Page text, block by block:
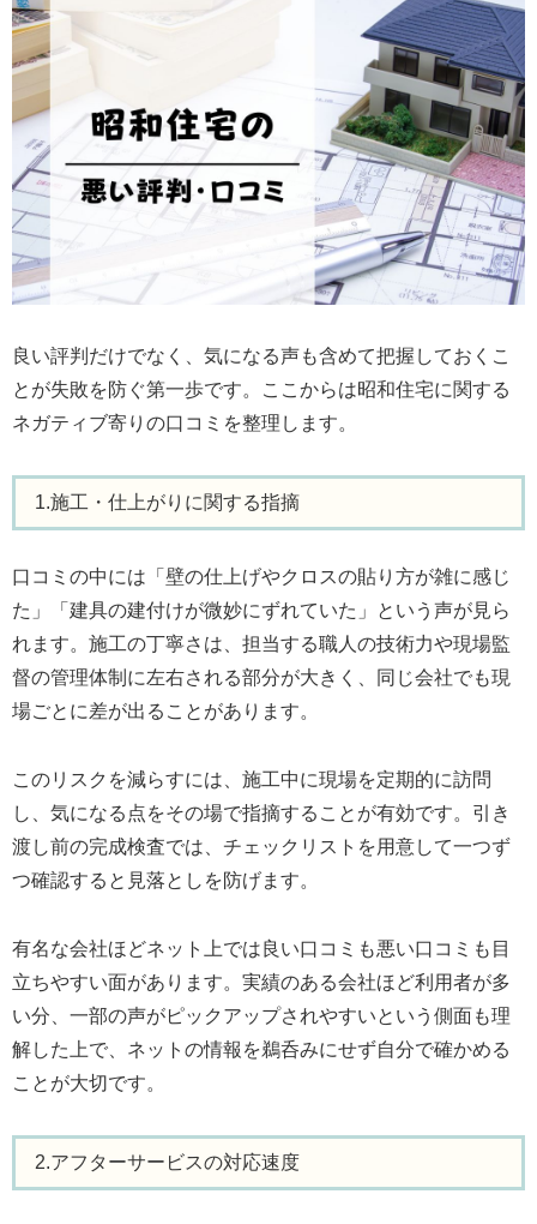
良い評判だけでなく、気になる声も含めて把握しておくこ
とが失敗を防ぐ第一歩です。ここからは昭和住宅に関する
ネガティブ寄りの口コミを整理します。
1.施工・仕上がりに関する指摘
口コミの中には「壁の仕上げやクロスの貼り方が雑に感じ
た」「建具の建付けが微妙にずれていた」という声が見ら
れます。施工の丁寧さは、担当する職人の技術力や現場監
督の管理体制に左右される部分が大きく、同じ会社でも現
場ごとに差が出ることがあります。
このリスクを減らすには、施工中に現場を定期的に訪問
し、気になる点をその場で指摘することが有効です。引き
渡し前の完成検査では、チェックリストを用意して一つず
つ確認すると見落としを防げます。
有名な会社ほどネット上では良い口コミも悪い口コミも目
立ちやすい面があります。実績のある会社ほど利用者が多
い分、一部の声がピックアップされやすいという側面も理
解した上で、ネットの情報を鵜呑みにせず自分で確かめる
ことが大切です。
2.アフターサービスの対応速度